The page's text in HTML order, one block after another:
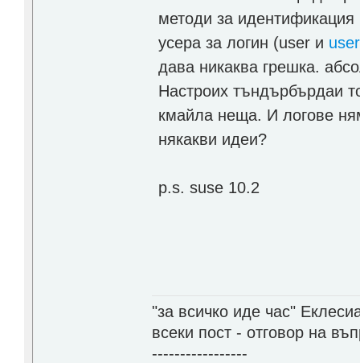
методи за
усера за логин (user и
дава никаква грешка.
Настроих тъндърбърдаи
кмайла неща. И логове
някакви идеи?
p.s. suse 10.2
"за всичко иде час"
всеки пост - отговор на
-----------------